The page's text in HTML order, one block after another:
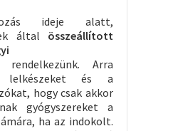
ideje alatt,
által összeállított
rendelkezünk. Arra
és a
hogy csak akkor
gyógyszereket a
ha az indokolt.